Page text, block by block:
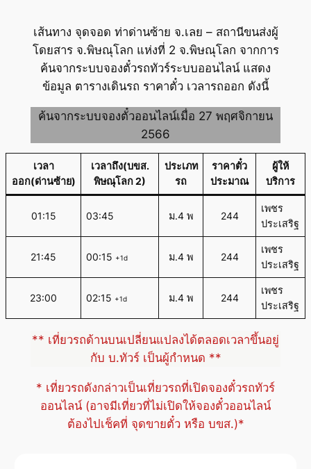
เส้นทาง จุดจอด ท่าด่านซ้าย จ.เลย – สถานีขนส่งผู้
โดยสาร จ.พิษณุโลก แห่งที่ 2 จ.พิษณุโลก จากการ
ค้นจากระบบจองตั๋วรถทัวร์ระบบออนไลน์ แสดง
ข้อมูล ตารางเดินรถ ราคาตั๋ว เวลารถออก ดังนี้
ค้นจากระบบจองตั๋วออนไลน์เมื่อ 27 พฤศจิกายน
2566
เวลา
ออก(ด่านซ้าย)
เวลาถึง(บขส.
พิษณุโลก 2)
ประเภท
รถ
ราคาตั๋ว
ประมาณ
ผู้ให้
บริการ
01:15 03:45 ม.4 พ 244
เพชร
ประเสริฐ
21:45 00:15 +1d ม.4 พ 244
เพชร
ประเสริฐ
23:00 02:15 +1d ม.4 พ 244
เพชร
ประเสริฐ
** เที่ยวรถด้านบนเปลี่ยนแปลงได้ตลอดเวลาขึ้นอยู่
กับ บ.ทัวร์ เป็นผู้กำหนด **
* เที่ยวรถดังกล่าวเป็นเที่ยวรถที่เปิดจองตั๋วรถทัวร์
ออนไลน์ (อาจมีเที่ยวที่ไม่เปิดให้จองตั๋วออนไลน์
ต้องไปเช็คที่ จุดขายตั๋ว หรือ บขส.)*